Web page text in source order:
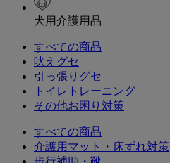
犬用介護用品
すべての商品
吠えグセ
引っ張りグセ
トイレトレーニング
その他お困り対策
すべての商品
介護用マット・床ずれ対策